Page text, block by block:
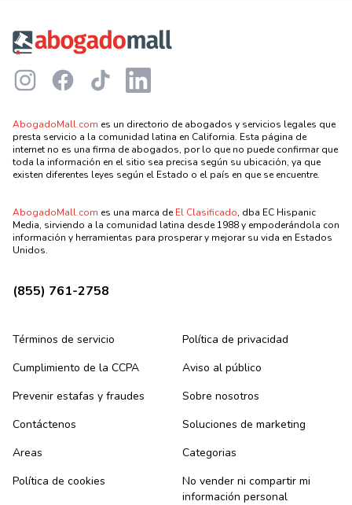
InstagramFacebookTikTok LinkedIn
AbogadoMall.com es un directorio de abogados y servicios legales que
presta servicio a la comunidad latina en California. Esta página de
internet no es una firma de abogados, por lo que no puede confirmar que
toda la información en el sitio sea precisa según su ubicación, ya que
existen diferentes leyes según el Estado o el país en que se encuentre.
AbogadoMall.com es una marca deEl Clasificado, dba EC Hispanic
Media, sirviendo a la comunidad latina desde 1988 y empoderándola con
información y herramientas para prosperar y mejorar su vida en Estados
Unidos.
(855) 761-2758
Términos de servicio
Política de privacidad
Cumplimiento de la CCPA
Aviso al público
Prevenir estafas y fraudes
Sobre nosotros
Contáctenos
Soluciones de marketing
Areas
Categorias
Política de cookies
No vender ni compartir mi
información personal